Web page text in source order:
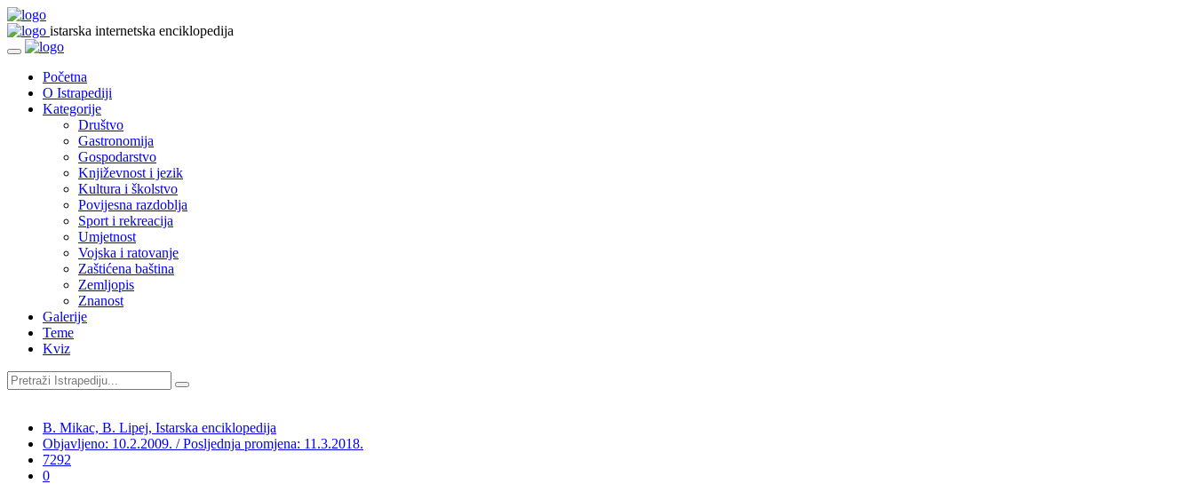
istarska internetska enciklopedija
Početna
O Istrapediji
Kategorije
Društvo
Gastronomija
Gospodarstvo
Književnost i jezik
Kultura i školstvo
Povijesna razdoblja
Sport i rekreacija
Umjetnost
Vojska i ratovanje
Zaštićena baština
Zemljopis
Znanost
Galerije
Teme
Kviz
B. Mikac, B. Lipej, Istarska enciklopedija
Objavljeno: 10.2.2009. / Posljednja promjena: 11.3.2018.
7292
0